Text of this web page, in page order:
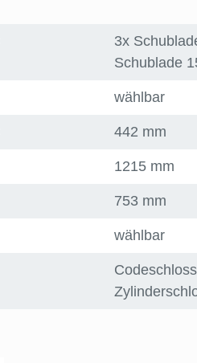
3x
Schublade
wählbar
442 mm
1215 mm
753 mm
wählbar
Codeschloss